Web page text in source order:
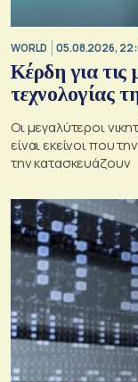
WORLD 05.08.2026,
Κέρδη για τις
τεχνολογίας
Οι μεγαλύτεροι
είναι εκείνοι που
την κατασκευάζουν